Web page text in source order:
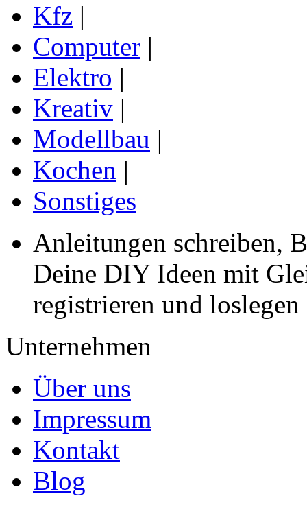
Kfz |
Computer |
Elektro |
Kreativ |
Modellbau |
Kochen |
Sonstiges
Anleitungen schreiben,
Deine DIY Ideen mit
registrieren und loslegen
Unternehmen
Über uns
Impressum
Kontakt
Blog